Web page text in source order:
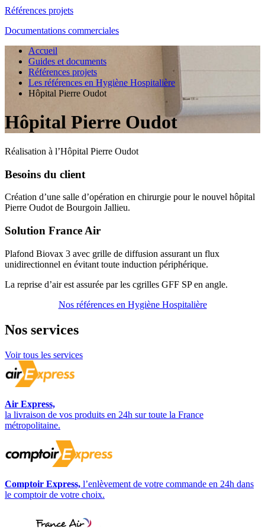
Références projets
Documentations commerciales
Accueil
Guides et documents
Références projets
Les références en Hygiène Hospitalière
Hôpital Pierre Oudot
Hôpital Pierre Oudot
Réalisation à l’Hôpital Pierre Oudot
Besoins du client
Création d’une salle d’opération en chirurgie pour le nouvel hôpital
Pierre Oudot de Bourgoin Jallieu.
Solution France Air
Plafond Biovax 3 avec grille de diffusion assurant un flux
unidirectionnel en évitant toute induction périphérique.
La reprise d’air est assurée par les cgrilles GFF SP en angle.
Nos références en Hygiène Hospitalière
Nos services
Voir tous les services
Air Express,
la livraison de vos produits en 24h sur toute la France
métropolitaine.
Comptoir Express, l’enlèvement de votre commande en 24h dans
le comptoir de votre choix.